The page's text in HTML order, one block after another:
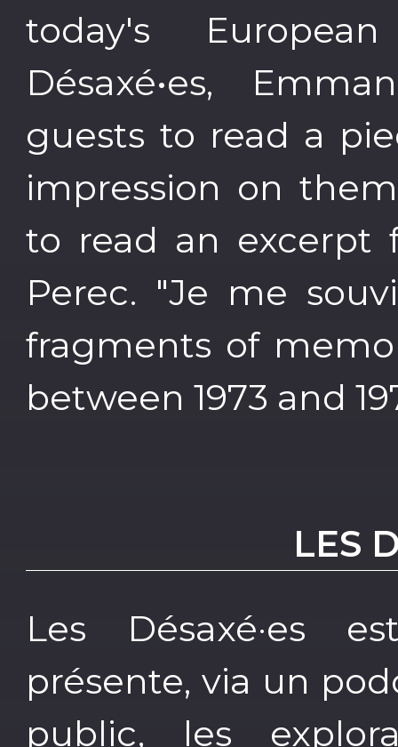
today's
Désaxé•es,
guests to read a
impression on
to read an excerpt
Perec. "Je me
fragments of
between 1973 and
LES
Les Désaxé·es
présente, via un
public, les